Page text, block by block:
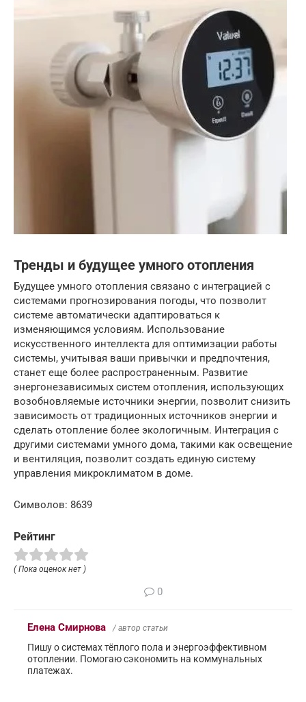
Тренды и будущее умного отопления
Будущее умного отопления связано с интеграцией с
системами прогнозирования погоды, что позволит
системе автоматически адаптироваться к
изменяющимся условиям. Использование
искусственного интеллекта для оптимизации работы
системы, учитывая ваши привычки и предпочтения,
станет еще более распространенным. Развитие
энергонезависимых систем отопления, использующих
возобновляемые источники энергии, позволит снизить
зависимость от традиционных источников энергии и
сделать отопление более экологичным. Интеграция с
другими системами умного дома, такими как освещение
и вентиляция, позволит создать единую систему
управления микроклиматом в доме.
Символов: 8639
Рейтинг
( Пока оценок нет )
0
Елена Смирнова / автор статьи
Пишу о системах тёплого пола и энергоэффективном
отоплении. Помогаю сэкономить на коммунальных
платежах.